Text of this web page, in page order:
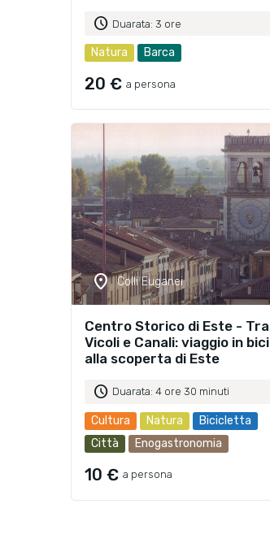
schedule Duarata: 3 ore
Natura Barca
20 € a persona
location_on Colli Euganei
Centro Storico di Este - Tra
Vicoli e Canali: viaggio in bici
alla scoperta di Este
schedule Duarata: 4 ore 30 minuti
Cultura Natura
Bicicletta
Città
Enogastronomia
10 € a persona